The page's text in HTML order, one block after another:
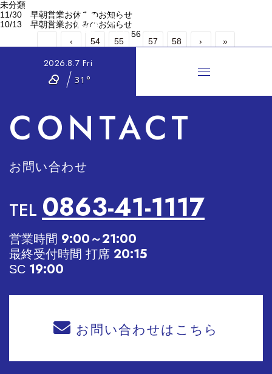
2026.8.7 Fri
31°
未分類
11/30 早朝営業お休みのお知らせ
10/13 早朝営業お休みのお知らせ
«
‹ 54 55
56
57 58 › »
CONTACT
お問い合わせ
TEL 0863-41-1117
営業時間 9:00～21:00
最終受付時間 打席 20:15
SC 19:00
お問い合わせはこちら